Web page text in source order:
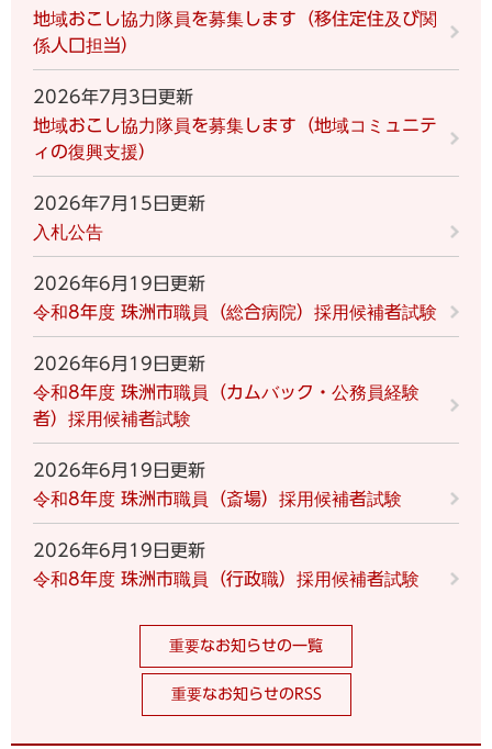
地域おこし協力隊員を募集します（移住定住及び関
係人口担当）
2026年7月3日更新
地域おこし協力隊員を募集します（地域コミュニテ
ィの復興支援）
2026年7月15日更新
入札公告
2026年6月19日更新
令和8年度 珠洲市職員（総合病院）採用候補者試験
2026年6月19日更新
令和8年度 珠洲市職員（カムバック・公務員経験
者）採用候補者試験
2026年6月19日更新
令和8年度 珠洲市職員（斎場）採用候補者試験
2026年6月19日更新
令和8年度 珠洲市職員（行政職）採用候補者試験
重要なお知らせの一覧
重要なお知らせのRSS